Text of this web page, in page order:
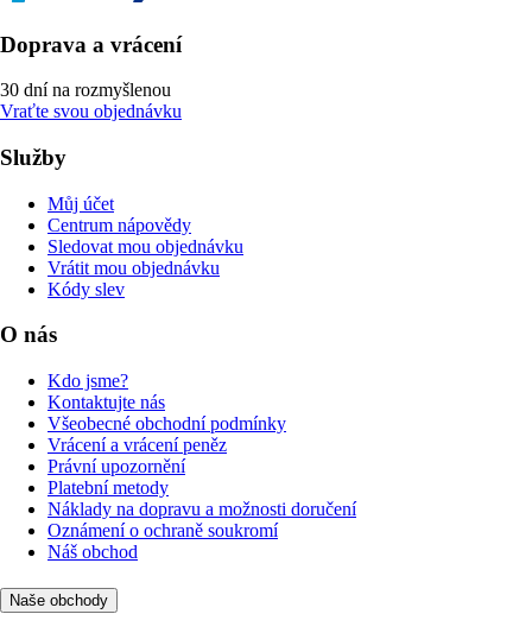
Doprava a vrácení
30 dní na rozmyšlenou
Vraťte svou objednávku
Služby
Můj účet
Centrum nápovědy
Sledovat mou objednávku
Vrátit mou objednávku
Kódy slev
O nás
Kdo jsme?
Kontaktujte nás
Všeobecné obchodní podmínky
Vrácení a vrácení peněz
Právní upozornění
Platební metody
Náklady na dopravu a možnosti doručení
Oznámení o ochraně soukromí
Náš obchod
Naše obchody